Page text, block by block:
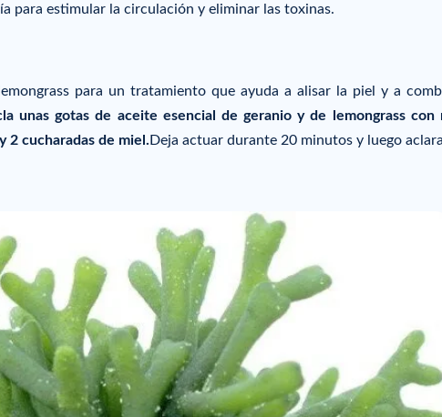
para estimular la circulación y eliminar las toxinas.
para un tratamiento que ayuda a alisar la piel y a
unas gotas de aceite esencial de geranio y de lemongrass con
2 cucharadas de miel. Deja actuar durante 20 minutos y luego